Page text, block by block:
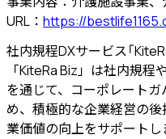
URL： https://
社内規程DXサービス「
「KiteRa Biz」は社内規
を通じて、コーポレート
め、積極的な企業経営の
業価値の向上をサポートし